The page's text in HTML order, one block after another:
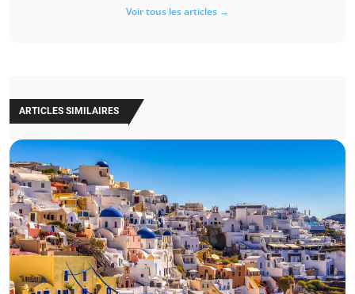
Voir tous les articles →
ARTICLES SIMILAIRES